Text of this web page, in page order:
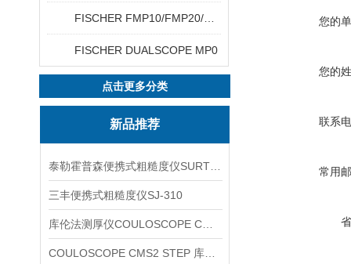
FISCHER DUALSCOPE MP0
点击更多分类
新品推荐
三丰便携式粗糙度仪SJ-310
您的
您的
联系
常用